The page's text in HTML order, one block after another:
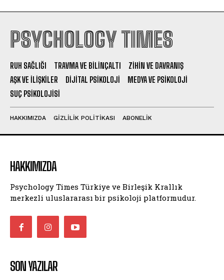
PSYCHOLOGY TIMES
RUH SAĞLIĞI TRAVMA VE BILINÇALTI
ZIHIN VE DAVRANIŞ
AŞK VE İLIŞKILER
DIJITAL PSIKOLOJI
MEDYA VE PSIKOLOJI
SUÇ PSIKOLOJISI
HAKKIMIZDA GIZLILIK POLITIKASI ABONELIK
HAKKIMIZDA
Psychology Times Türkiye ve Birleşik Krallık
merkezli uluslararası bir psikoloji platformudur.
SON YAZILAR